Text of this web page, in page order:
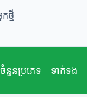
ថ្មី
ចំនួនប្រភេទ ទាក់ទង